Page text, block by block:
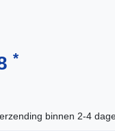
*
binnen 2-4